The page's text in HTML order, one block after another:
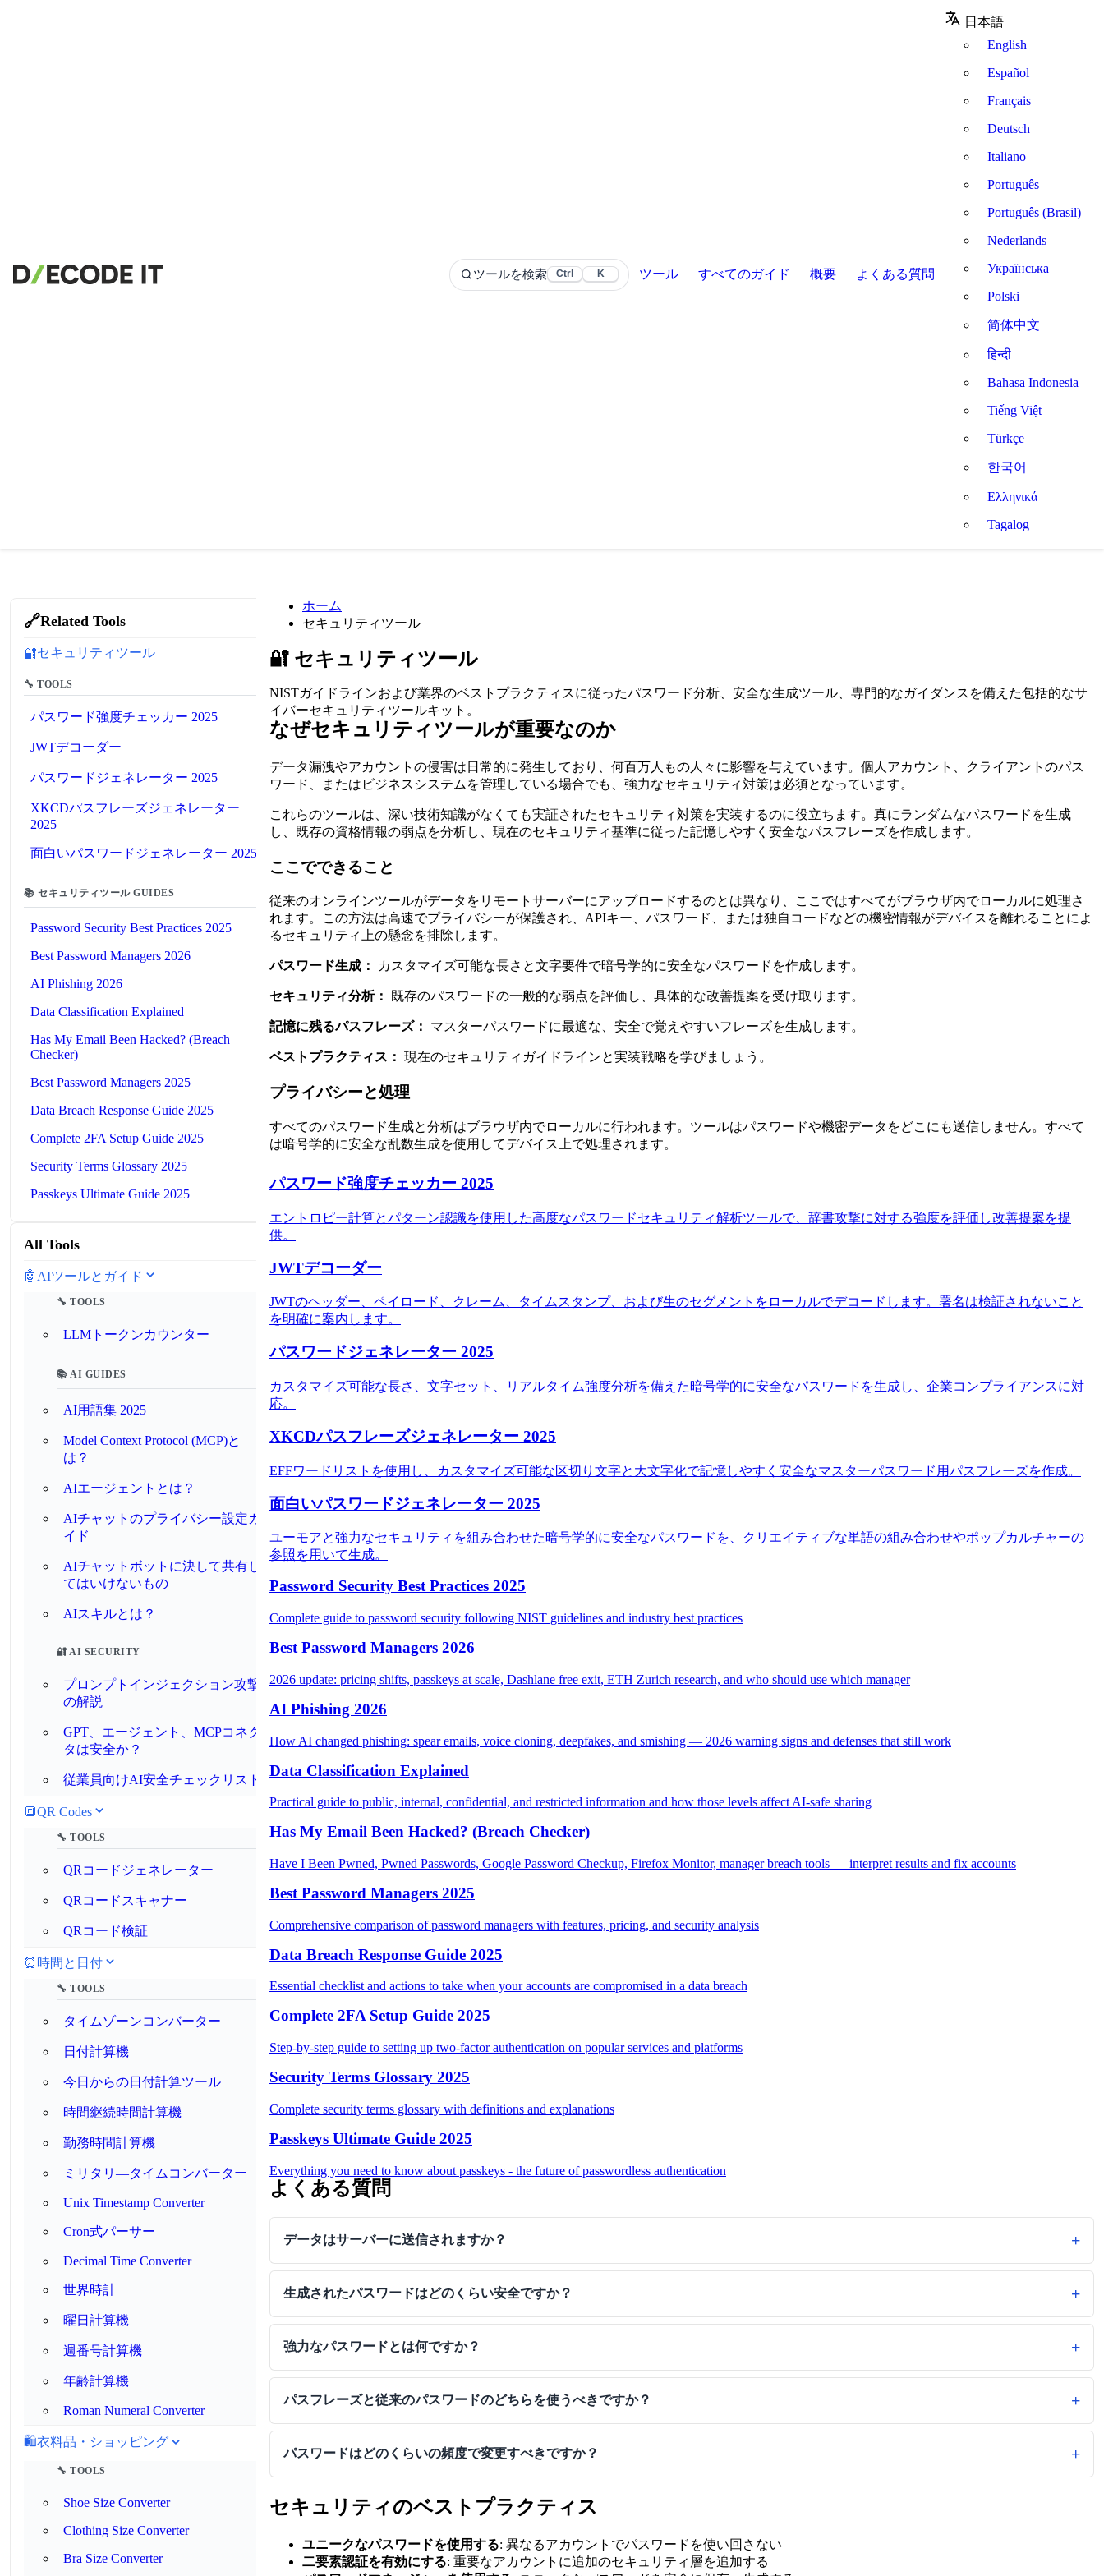
ツールを検索 Ctrl K ツール すべてのガイド 概要 よくある質問
日本語
English
Español
Français
Deutsch
Italiano
Português
Português (Brasil)
Nederlands
Українська
Polski
简体中文
हिन्दी
Bahasa Indonesia
Tiếng Việt
Türkçe
한국어
Ελληνικά
Tagalog
🔗Related Tools
🔐セキュリティツール
🔧 TOOLS
パスワード強度チェッカー 2025
JWTデコーダー
パスワードジェネレーター 2025
XKCDパスフレーズジェネレーター
2025
面白いパスワードジェネレーター 2025
📚 セキュリティツール GUIDES
Password Security Best Practices 2025
Best Password Managers 2026
AI Phishing 2026
Data Classification Explained
Has My Email Been Hacked? (Breach
Checker)
Best Password Managers 2025
Data Breach Response Guide 2025
Complete 2FA Setup Guide 2025
Security Terms Glossary 2025
Passkeys Ultimate Guide 2025
All Tools
🤖 AIツールとガイド
🔧 TOOLS
LLMトークンカウンター
📚 AI GUIDES
AI用語集 2025
Model Context Protocol (MCP)と
は？
AIエージェントとは？
AIチャットのプライバシー設定ガ
イド
AIチャットボットに決して共有し
てはいけないもの
AIスキルとは？
🔐 AI SECURITY
プロンプトインジェクション攻撃
の解説
GPT、エージェント、MCPコネク
タは安全か？
従業員向けAI安全チェックリスト
🔳QR Codes
🔧 TOOLS
QRコードジェネレーター
QRコードスキャナー
QRコード検証
⏰ 時間と日付
🔧 TOOLS
タイムゾーンコンバーター
日付計算機
今日からの日付計算ツール
時間継続時間計算機
勤務時間計算機
ミリタリ―タイムコンバーター
Unix Timestamp Converter
Cron式パーサー
Decimal Time Converter
世界時計
曜日計算機
週番号計算機
年齢計算機
Roman Numeral Converter
🛍️衣料品・ショッピング
🔧 TOOLS
Shoe Size Converter
Clothing Size Converter
Bra Size Converter
ホーム
セキュリティツール
🔐 セキュリティツール
NISTガイドラインおよび業界のベストプラクティスに従ったパスワード分析、安全な生成ツール、専門的なガイダンスを備えた包括的なサ
イバーセキュリティツールキット。
なぜセキュリティツールが重要なのか
データ漏洩やアカウントの侵害は日常的に発生しており、何百万人もの人々に影響を与えています。個人アカウント、クライアントのパス
ワード、またはビジネスシステムを管理している場合でも、強力なセキュリティ対策は必須となっています。
これらのツールは、深い技術知識がなくても実証されたセキュリティ対策を実装するのに役立ちます。真にランダムなパスワードを生成
し、既存の資格情報の弱点を分析し、現在のセキュリティ基準に従った記憶しやすく安全なパスフレーズを作成します。
ここでできること
従来のオンラインツールがデータをリモートサーバーにアップロードするのとは異なり、ここではすべてがブラウザ内でローカルに処理さ
れます。この方法は高速でプライバシーが保護され、APIキー、パスワード、または独自コードなどの機密情報がデバイスを離れることによ
るセキュリティ上の懸念を排除します。
パスワード生成： カスタマイズ可能な長さと文字要件で暗号学的に安全なパスワードを作成します。
セキュリティ分析： 既存のパスワードの一般的な弱点を評価し、具体的な改善提案を受け取ります。
記憶に残るパスフレーズ： マスターパスワードに最適な、安全で覚えやすいフレーズを生成します。
ベストプラクティス： 現在のセキュリティガイドラインと実装戦略を学びましょう。
プライバシーと処理
すべてのパスワード生成と分析はブラウザ内でローカルに行われます。ツールはパスワードや機密データをどこにも送信しません。すべて
は暗号学的に安全な乱数生成を使用してデバイス上で処理されます。
パスワード強度チェッカー 2025
エントロピー計算とパターン認識を使用した高度なパスワードセキュリティ解析ツールで、辞書攻撃に対する強度を評価し改善提案を提
供。
JWTデコーダー
JWTのヘッダー、ペイロード、クレーム、タイムスタンプ、および生のセグメントをローカルでデコードします。署名は検証されないこと
を明確に案内します。
パスワードジェネレーター 2025
カスタマイズ可能な長さ、文字セット、リアルタイム強度分析を備えた暗号学的に安全なパスワードを生成し、企業コンプライアンスに対
応。
XKCDパスフレーズジェネレーター 2025
EFFワードリストを使用し、カスタマイズ可能な区切り文字と大文字化で記憶しやすく安全なマスターパスワード用パスフレーズを作成。
面白いパスワードジェネレーター 2025
ユーモアと強力なセキュリティを組み合わせた暗号学的に安全なパスワードを、クリエイティブな単語の組み合わせやポップカルチャーの
参照を用いて生成。
Password Security Best Practices 2025
Complete guide to password security following NIST guidelines and industry best practices
Best Password Managers 2026
2026 update: pricing shifts, passkeys at scale, Dashlane free exit, ETH Zurich research, and who should use which manager
AI Phishing 2026
How AI changed phishing: spear emails, voice cloning, deepfakes, and smishing — 2026 warning signs and defenses that still work
Data Classification Explained
Practical guide to public, internal, confidential, and restricted information and how those levels affect AI-safe sharing
Has My Email Been Hacked? (Breach Checker)
Have I Been Pwned, Pwned Passwords, Google Password Checkup, Firefox Monitor, manager breach tools — interpret results and fix accounts
Best Password Managers 2025
Comprehensive comparison of password managers with features, pricing, and security analysis
Data Breach Response Guide 2025
Essential checklist and actions to take when your accounts are compromised in a data breach
Complete 2FA Setup Guide 2025
Step-by-step guide to setting up two-factor authentication on popular services and platforms
Security Terms Glossary 2025
Complete security terms glossary with definitions and explanations
Passkeys Ultimate Guide 2025
Everything you need to know about passkeys - the future of passwordless authentication
よくある質問
データはサーバーに送信されますか？
生成されたパスワードはどのくらい安全ですか？
強力なパスワードとは何ですか？
パスフレーズと従来のパスワードのどちらを使うべきですか？
パスワードはどのくらいの頻度で変更すべきですか？
セキュリティのベストプラクティス
ユニークなパスワードを使用する: 異なるアカウントでパスワードを使い回さない
二要素認証を有効にする: 重要なアカウントに追加のセキュリティ層を追加する